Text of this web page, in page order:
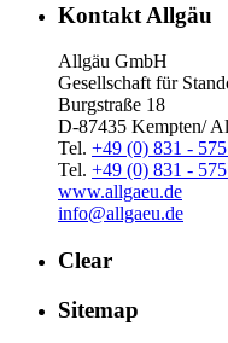
Kontakt Allgäu
Allgäu GmbH
Gesellschaft für
Burgstraße 18
D-87435 Kempten/
Tel. +49 (0) 831 -
Tel. +49 (0) 831 -
www.allgaeu.de
info@allgaeu.de
Clear
Sitemap